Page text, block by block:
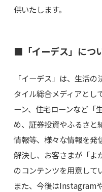
供いたします。
■「イーデス」につ
「イーデス」は、生活
タイル総合メディアとし
ーン、住宅ローンなど「
め、証券投資やふるさと
情報等、様々な情報を発
解決し、お客さまが「よ
のコンテンツを用意して
また、今後はInstagram